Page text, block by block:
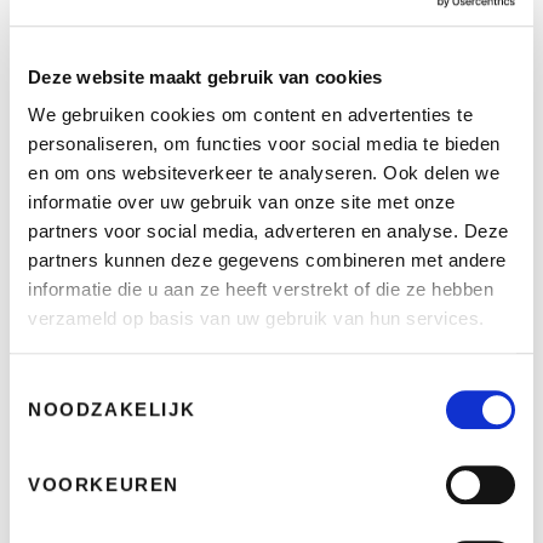
Deze website maakt gebruik van cookies
We gebruiken cookies om content en advertenties te
personaliseren, om functies voor social media te bieden
en om ons websiteverkeer te analyseren. Ook delen we
informatie over uw gebruik van onze site met onze
partners voor social media, adverteren en analyse. Deze
partners kunnen deze gegevens combineren met andere
informatie die u aan ze heeft verstrekt of die ze hebben
verzameld op basis van uw gebruik van hun services.
NOODZAKELIJK
VOORKEUREN
Bekijk fiets
NIEUW BINNEN
Klever N Pinion 23-6-2023
Extra Large (> 185cm) 8943km
€ 2299
€6599nieuw
NIEUW BINNEN